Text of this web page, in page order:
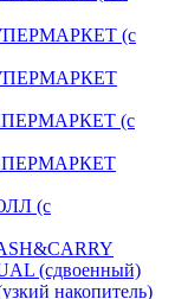
(с
(с
(с
(сдвоенный)
накопитель)